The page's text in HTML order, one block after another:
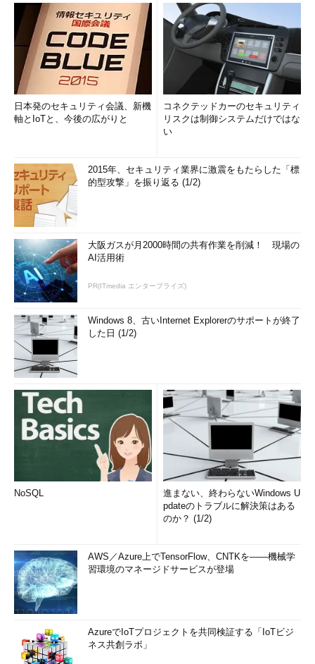
日本発のセキュリティ会議、新機
軸とIoTと、今後の広がりと
コネクテッドカーのセキュリティ
リスクは制御システムだけではな
い
2015年、セキュリティ業界に激震をもたらした「標
的型攻撃」を振り返る (1/2)
大阪ガスが月2000時間の共有作業を削減！ 現場の
AI活用術
PR(ITmedia エンタープライズ)
Windows 8、古いInternet Explorerのサポートが終了
した日 (1/2)
NoSQL
進まない、終わらないWindows U
pdateのトラブルに解決策はある
のか？ (1/2)
AWS／Azure上でTensorFlow、CNTKを――機械学
習環境のマネージドサービスが登場
AzureでIoTプロジェクトを共同検証する「IoTビジ
ネス共創ラボ」